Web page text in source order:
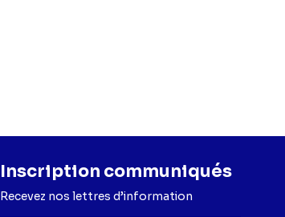
Inscription communiqués
Recevez nos lettres d’information